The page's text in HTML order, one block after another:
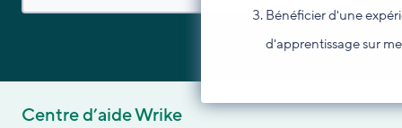
Bénéficier d'une
d'apprentissage sur
Centre d’aide Wrike